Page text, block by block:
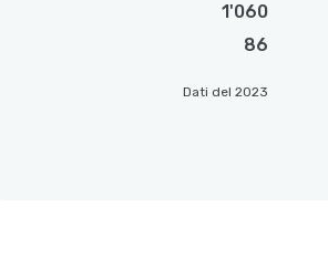
1'060
86
Dati del 2023